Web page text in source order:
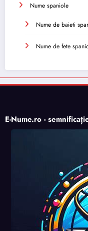
Nume spaniole
Nume de baieti
Nume de fete
E-Nume.ro -